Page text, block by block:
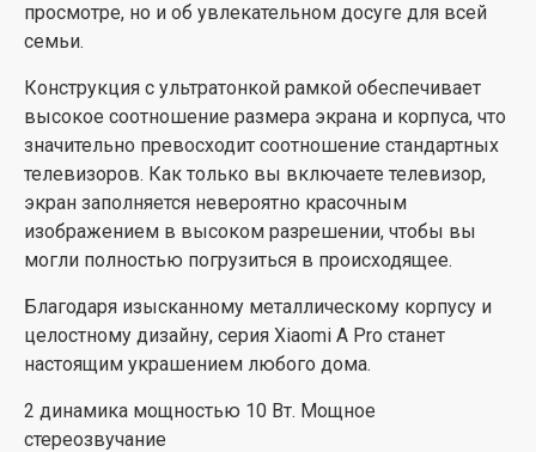
просмотре, но и об увлекательном досуге для всей
семьи.
Конструкция с ультратонкой рамкой обеспечивает
высокое соотношение размера экрана и корпуса, что
значительно превосходит соотношение стандартных
телевизоров. Как только вы включаете телевизор,
экран заполняется невероятно красочным
изображением в высоком разрешении, чтобы вы
могли полностью погрузиться в происходящее.
Благодаря изысканному металлическому корпусу и
целостному дизайну, серия Xiaomi A Pro станет
настоящим украшением любого дома.
2 динамика мощностью 10 Вт. Мощное
стереозвучание